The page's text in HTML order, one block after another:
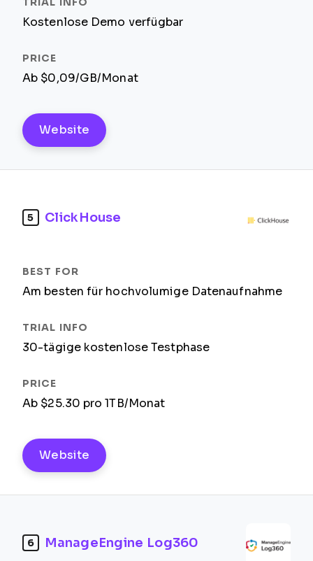
Kostenlose Demo verfügbar
Ab $0,09/GB/Monat
Website
5 ClickHouse
Am besten für hochvolumige Datenaufnahme
30-tägige kostenlose Testphase
Ab $25.30 pro 1TB/Monat
Website
6 ManageEngine Log360